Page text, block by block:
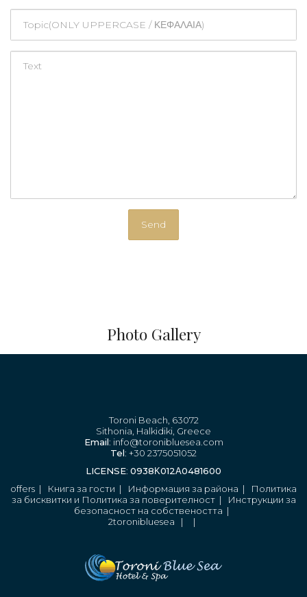
Photo Gallery
Toroni Beach, 63072
Sithonia, Halkidiki, Greece
Email: info@toronibluesea.com
Tel: +30 2375051052
LICENSE: 0938Κ012Α0481600
offers | Книга за гости | Информация за района |
Политика
за бисквитки и Политика за поверителност|
Инструкции за
безопасност на собствеността |
2toronibluesea | |